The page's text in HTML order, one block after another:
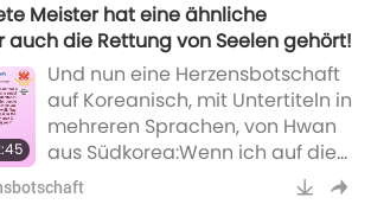
hat. Ohne Deine Liebe und Dein
Mitgefühl wäre ich heute nicht
hier, um dies mit all den
wunderbaren internationalen
Zuschauern zu teilen.Im
November 2022, als ich
geschäftlich in Âu Lạc (Vietnam)
Meister hat eine ähnliche
auch die Rettung von Seelen gehört!
Und nun eine Herzensbotschaft
auf Koreanisch, mit Untertiteln in
mehreren Sprachen, von Hwan
aus Südkorea:Wenn ich auf die
letzten rund 30 Jahre